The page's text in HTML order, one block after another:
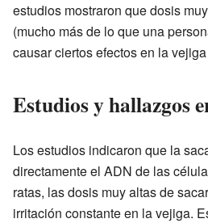
estudios mostraron que dosis
(mucho más de lo que una
causar ciertos efectos en la
Estudios y hallazgos
Los estudios indicaron que la
directamente el ADN de las
ratas, las dosis muy altas de
irritación constante en la vejiga.